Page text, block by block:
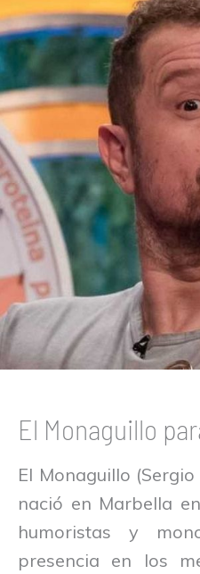
El Monaguillo
El Monaguillo
nació en Marbella
humoristas y
presencia en los